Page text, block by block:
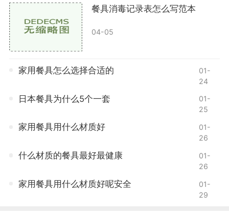
餐具消毒记录表怎么写范本
04-05
家用餐具怎么选择合适的
01-
24
日本餐具为什么5个一套
01-
25
家用餐具用什么材质好
01-
26
什么材质的餐具最好最健康
01-
26
家用餐具用什么材质好呢安全
01-
29